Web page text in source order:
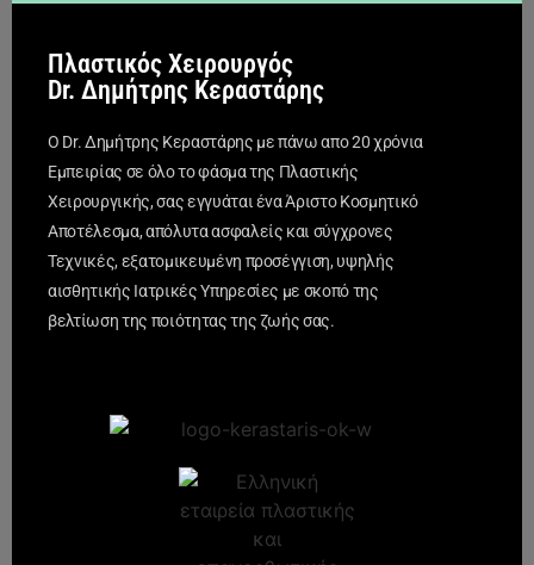
Πλαστικός Χειρουργός
Dr. Δημήτρης Κεραστάρης
Ο Dr. Δημήτρης Κεραστάρης με πάνω απο 20 χρόνια
Εμπειρίας σε όλο το φάσμα της Πλαστικής
Χειρουργικής, σας εγγυάται ένα Άριστο Κοσμητικό
Αποτέλεσμα, απόλυτα ασφαλείς και σύγχρονες
Τεχνικές, εξατομικευμένη προσέγγιση, υψηλής
αισθητικής Ιατρικές Υπηρεσίες με σκοπό της
βελτίωση της ποιότητας της ζωής σας.